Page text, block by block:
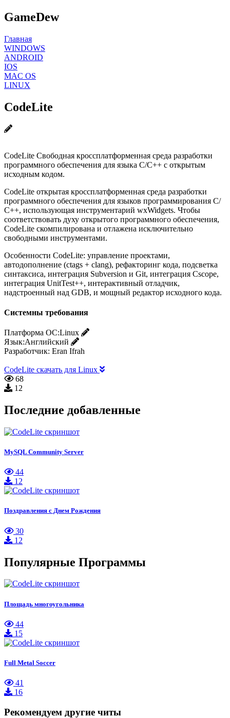
GameDew
Главная
WINDOWS
ANDROID
IOS
MAC OS
LINUX
CodeLite
CodeLite Свободная кроссплатформенная среда разработки
программного обеспечения для языка С/С++ с открытым
исходным кодом.
CodeLite открытая кроссплатформенная среда разработки
программного обеспечения для языков программирования С/
С++, использующая инструментарий wxWidgets. Чтобы
соответствовать духу открытого программного обеспечения,
CodeLite скомпилирована и отлажена исключительно
свободными инструментами.
Особенности CodeLite: управление проектами,
автодополнение (ctags + clang), рефакторинг кода, подсветка
синтаксиса, интеграция Subversion и Git, интеграция Cscope,
интеграция UnitTest++, интерактивный отладчик,
надстроенный над GDB, и мощный редактор исходного кода.
Системны требования
Платформа ОС:Linux
Язык:Английский
Разработчик: Eran Ifrah
CodeLite скачать для Linux
68
12
Последние добавленные
MySQL Community Server
44
12
Поздравления с Днем Рождения
30
12
Популярные Программы
Площадь многоугольника
44
15
Full Metal Soccer
41
16
Рекомендуем другие читы